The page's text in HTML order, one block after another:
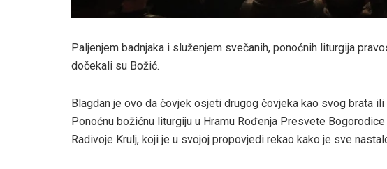
Paljenjem badnjaka i služenjem svečanih, ponoćnih liturgija
dočekali su Božić.
Blagdan je ovo da čovjek osjeti drugog čovjeka kao svog brata
Ponoćnu božićnu liturgiju u Hramu Rođenja Presvete
Radivoje Krulj, koji je u svojoj propovjedi rekao kako je sve